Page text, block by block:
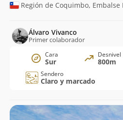
Región de Coquimbo, Embalse
Álvaro Vivanco
Primer colaborador
Cara
Sur
Desnivel
800m
Sendero
Claro y marcado